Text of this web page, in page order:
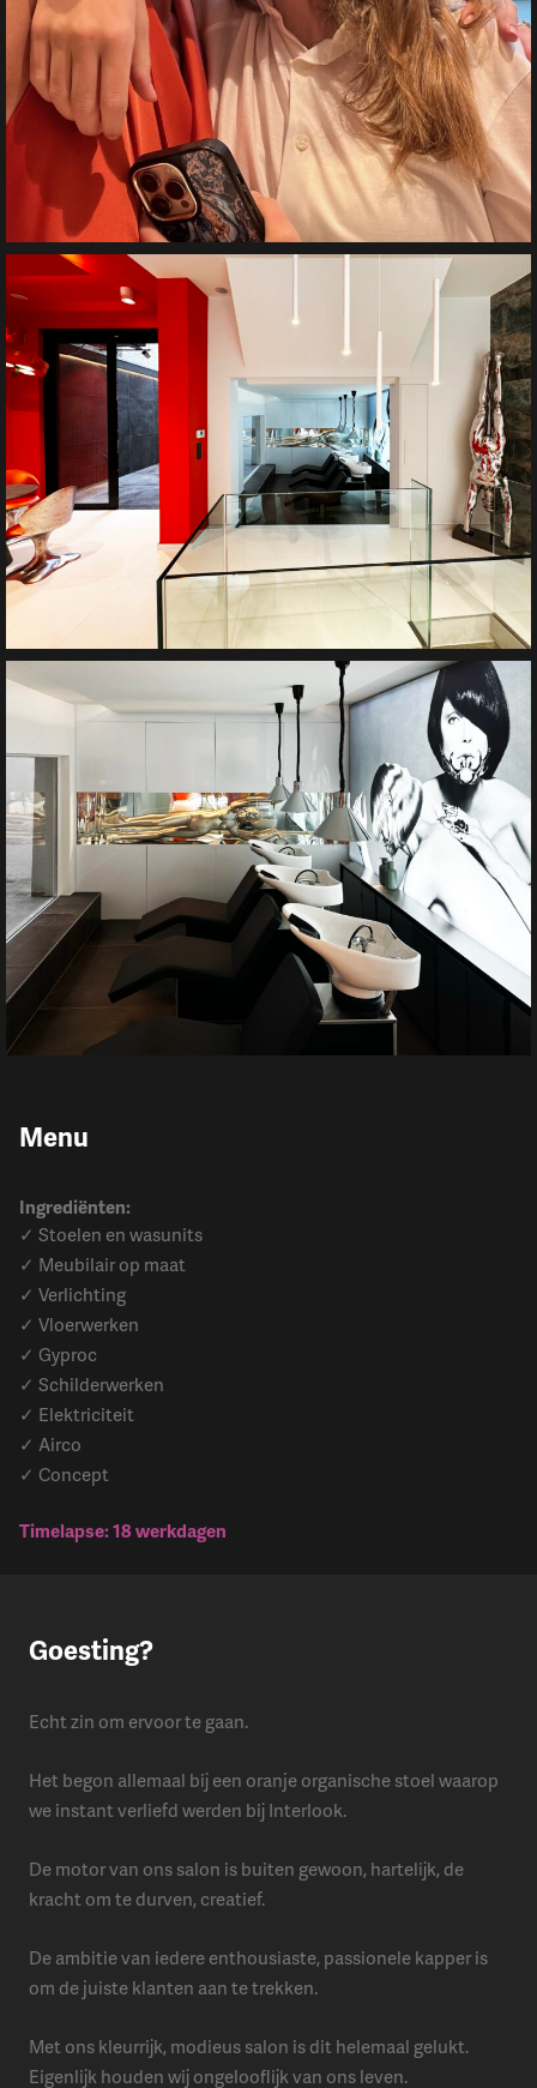
Menu
Ingrediënten:
✓ Stoelen en wasunits
✓ Meubilair op maat
✓ Verlichting
✓ Vloerwerken
✓ Gyproc
✓ Schilderwerken
✓ Elektriciteit
✓ Airco
✓ Concept
Timelapse: 18 werkdagen
​Goesting?
Echt zin om ervoor te gaan.
Het begon allemaal bij een oranje organische stoel waarop
we instant verliefd werden bij Interlook.
De motor van ons salon is buiten gewoon, hartelijk, de
kracht om te durven, creatief.
De ambitie van iedere enthousiaste, passionele kapper is
om de juiste klanten aan te trekken.
Met ons kleurrijk, modieus salon is dit helemaal gelukt.
Eigenlijk houden wij ongelooflijk van ons leven.